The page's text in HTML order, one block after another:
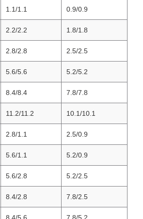
1.1/1.1 0.9/0.9
2.2/2.2 1.8/1.8
2.8/2.8 2.5/2.5
5.6/5.6 5.2/5.2
8.4/8.4 7.8/7.8
11.2/11.2 10.1/10.1
2.8/1.1 2.5/0.9
5.6/1.1 5.2/0.9
5.6/2.8 5.2/2.5
8.4/2.8 7.8/2.5